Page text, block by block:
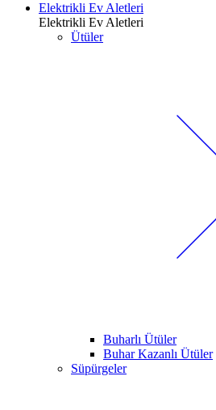
Elektrikli Ev Aletleri
Elektrikli Ev Aletleri
Ütüler
Buharlı Ütüler
Buhar Kazanlı Ütüler
Süpürgeler